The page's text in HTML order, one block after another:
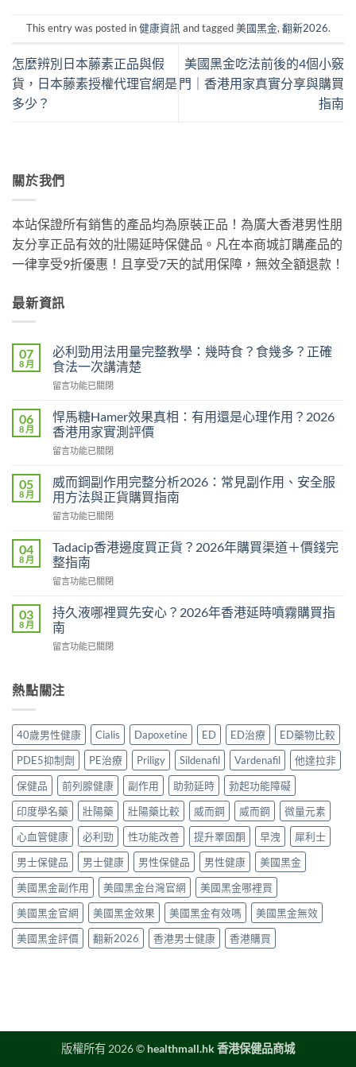
This entry was posted in健康資訊 and tagged美國黑金, 翻新2026.
怎麼辨別日本藤素正品與假
貨，日本藤素授權代理官網是
多少？
美國黑金吃法前後的4個小竅
門｜香港用家真實分享與購買
指南
關於我們
本站保證所有銷售的產品均為原裝正品！為廣大香港男性朋
友分享正品有效的壯陽延時保健品。凡在本商城訂購產品的
一律享受9折優惠！且享受7天的試用保障，無效全額退款！
最新資訊
07
8 月
必利勁用法用量完整教學：幾時食？食幾多？正確
食法一次講清楚
在
利
勁
用
法
量
完
整
教
幾
時
食
多？
正
確
一
次
清
楚〉
中
留言功能已關閉
06
8 月
悍馬糖Hamer效果真相：有用還是心理作用？2026
香港用家實測評價
在
馬
糖
Hamer
效
真
相：
用
是
心
作
香
家
實
測
評
價〉
中
留言功能已關閉
05
8 月
威而鋼副作用完整分析2026：常見副作用、安全服
用方法與正貨購買指南
在
而
鋼
副
作
完
整
分
析
見
用、
安
全
服
方
法
與
正
貨
購
買
指
南〉
中
留言功能已關閉
04
8 月
Tadacip香港邊度買正貨？2026年購買渠道＋價錢完
整指南
在
香
港
邊
度
貨？
購
買
渠
道
價
錢
完
整
指
南〉
中
留言功能已關閉
03
8 月
持久液哪裡買先安心？2026年香港延時噴霧購買指
南
在
液
哪
買
先
安
心？
2026
年
香
港
延
時
噴
霧
購
買
指
南〉
中
留言功能已關閉
熱點關注
40歲男性健康 Cialis Dapoxetine ED ED治療
ED藥物比較
PDE5抑制劑
PE治療 Priligy Sildenafil Vardenafil
他達拉非
保健品
前列腺健康 副作用 助勃延時
勃起功能障礙
印度學名藥
壯陽藥 壯陽藥比較 威而鋼 威而鋼
微量元素
心血管健康
必利勁 性功能改善 提升睪固酮 早洩
犀利士
男士保健品
男士健康 男性保健品 男性健康
美國黑金
美國黑金副作用
美國黑金台灣官網
美國黑金哪裡買
美國黑金官網
美國黑金效果 美國黑金有效嗎
美國黑金無效
美國黑金評價
翻新2026 香港男士健康 香港購買
版權所有 2026 © healthmall.hk 香港保健品商城